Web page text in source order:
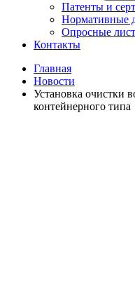
Патенты и
Нормативные
Опросные
Контакты
Главная
Новости
Установка очистки
контейнерного типа